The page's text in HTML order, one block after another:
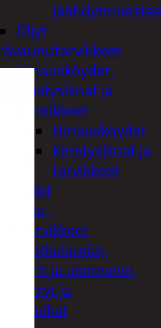
Öljyt
Hinausköydet,
kiristysliinat ja
kiinnikkeet
Hinausköydet
Kiristysliinat ja
tarvikkeet
Valot
ja -
ja ajoneuvot
ja